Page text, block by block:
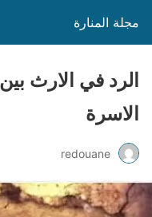
مجلة المنارة
الرد في الارث
الاسرة
redouane